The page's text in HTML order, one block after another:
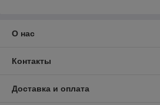
О нас
Контакты
Доставка и оплата